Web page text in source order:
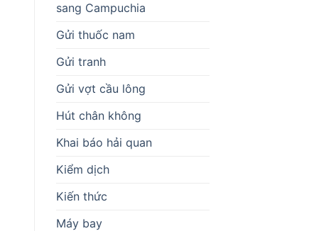
sang Campuchia
Gửi thuốc nam
Gửi tranh
Gửi vợt cầu lông
Hút chân không
Khai báo hải quan
Kiểm dịch
Kiến thức
Máy bay